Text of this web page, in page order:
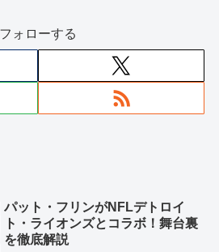
フォローする
パット・フリンがNFLデトロイ
ト・ライオンズとコラボ！舞台裏
を徹底解説